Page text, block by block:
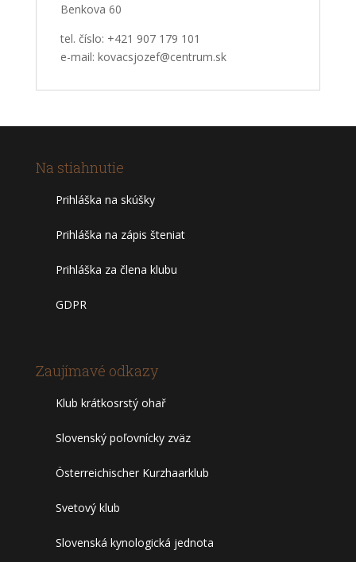
Benkova 60
tel. číslo: +421 907 179 101
e-mail: kovacsjozef@centrum.sk
Na stiahnutie
Prihláška na skúšky
Prihláška na zápis šteniat
Prihláška za člena klubu
GDPR
Zaujímavé odkazy
Klub krátkosrstý ohař
Slovenský poľovnícky zväz
Österreichischer Kurzhaarklub
Svetový klub
Slovenská kynologická jednota